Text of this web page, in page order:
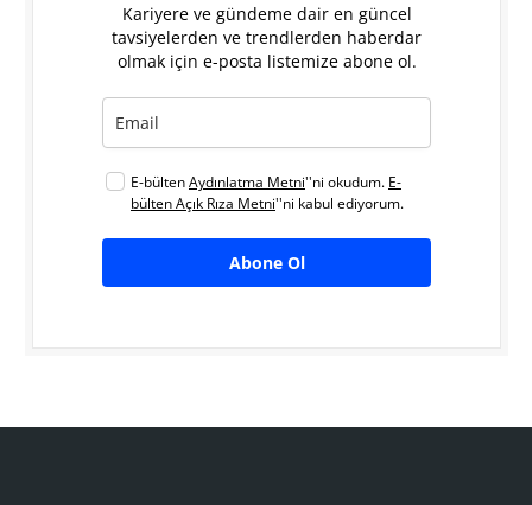
Kariyere ve gündeme dair en güncel
tavsiyelerden ve trendlerden haberdar
olmak için e-posta listemize abone ol.
E-bültenAydınlatma Metni''ni okudum. E-
bülten Açık Rıza Metni''ni kabul ediyorum.
Abone Ol